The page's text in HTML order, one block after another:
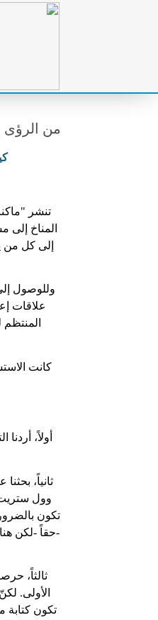
من الرؤى
تنشر
المناخ إلى
إلى كل من
علاقات
كانت
أولاً،
ثانياً،
وول ستريت
تكون
-حقاً -لكن
ثالثاً،
الأولى.
تكون كتابة